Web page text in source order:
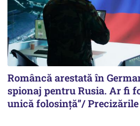
Româncă arestată în
spionaj pentru Rusia. Ar fi
unică folosință”/